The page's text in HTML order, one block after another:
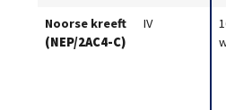
Noorse kreeft
(NEP/2AC4-C)
IV